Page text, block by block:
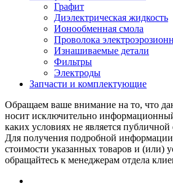
Графит
Диэлектрическая жидкость
Ионообменная смола
Проволока
Изнашиваемые детали
Фильтры
Электроды
Запчасти и комплектующие
Обращаем ваше внимание на то, что
носит исключительно
каких условиях не является публичной
Для получения подробной
стоимости указанных товаров и (или)
обращайтесь к менеджерам отдела